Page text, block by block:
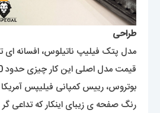
طراحی
مدل پتک فیلیپ ناتیلوس، افسانه
قیمت مدل اصلی این کار چیزی حدود 170هزار دلار بها خواهد داشت. البته اگر از فلزاتی گران بها به غیر از استیل در ساخت آن استفاده شود، قطعا قیمت بیشتری به خود خواهد دید.
بوتروس، رییس کمپانی فیلیپس
رنگ صفحه ی زیبای اینکار که